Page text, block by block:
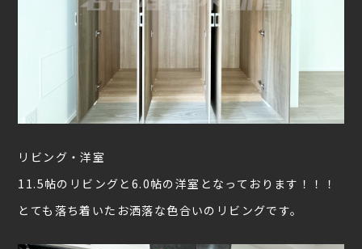
リビング・洋室
11.5帖のリビングと6.0帖の洋室となっております！！！
とても落ち着いたお洒落な色合いのリビングです。